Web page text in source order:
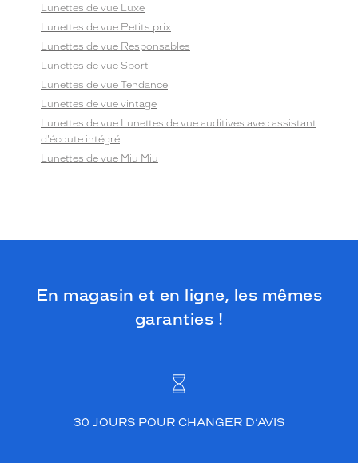
Lunettes de vue Luxe
Lunettes de vue Petits prix
Lunettes de vue Responsables
Lunettes de vue Sport
Lunettes de vue Tendance
Lunettes de vue vintage
Lunettes de vue Lunettes de vue auditives avec assistant
d'écoute intégré
Lunettes de vue Miu Miu
En magasin et en ligne, les mêmes
garanties !
30 JOURS POUR CHANGER D’AVIS